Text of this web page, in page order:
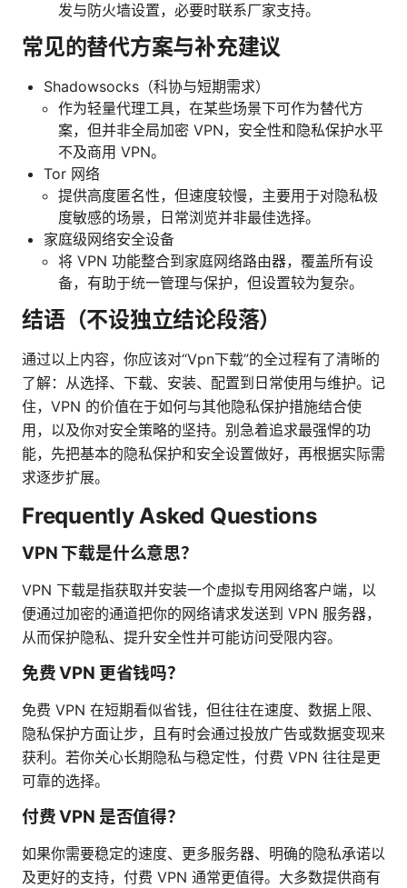
发与防火墙设置，必要时联系厂家支持。
常见的替代方案与补充建议
Shadowsocks（科协与短期需求）
作为轻量代理工具，在某些场景下可作为替代方
案，但并非全局加密 VPN，安全性和隐私保护水平
不及商用 VPN。
Tor 网络
提供高度匿名性，但速度较慢，主要用于对隐私极
度敏感的场景，日常浏览并非最佳选择。
家庭级网络安全设备
将 VPN 功能整合到家庭网络路由器，覆盖所有设
备，有助于统一管理与保护，但设置较为复杂。
结语（不设独立结论段落）
通过以上内容，你应该对“Vpn下载”的全过程有了清晰的
了解：从选择、下载、安装、配置到日常使用与维护。记
住，VPN 的价值在于如何与其他隐私保护措施结合使
用，以及你对安全策略的坚持。别急着追求最强悍的功
能，先把基本的隐私保护和安全设置做好，再根据实际需
求逐步扩展。
Frequently Asked Questions
VPN 下载是什么意思？
VPN 下载是指获取并安装一个虚拟专用网络客户端，以
便通过加密的通道把你的网络请求发送到 VPN 服务器，
从而保护隐私、提升安全性并可能访问受限内容。
免费 VPN 更省钱吗？
免费 VPN 在短期看似省钱，但往往在速度、数据上限、
隐私保护方面让步，且有时会通过投放广告或数据变现来
获利。若你关心长期隐私与稳定性，付费 VPN 往往是更
可靠的选择。
付费 VPN 是否值得？
如果你需要稳定的速度、更多服务器、明确的隐私承诺以
及更好的支持，付费 VPN 通常更值得。大多数提供商有